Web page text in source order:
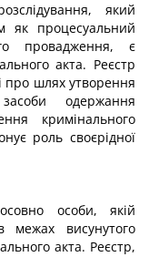
який
як процесуальний
провадження, є
акта. Реєстр
про шлях утворення
одержання
кримінального
роль своєрідної
особи, якій
межах висунутого
акта. Реєстр,